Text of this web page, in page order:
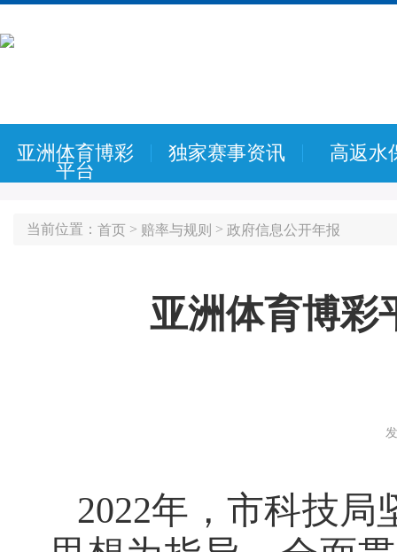
亚洲体育博彩
平台
独家赛事资讯 高返水
当前位置： 首页 > 赔率与规则 > 政府信息公开年报
亚洲体育博彩
2022年，市科技局